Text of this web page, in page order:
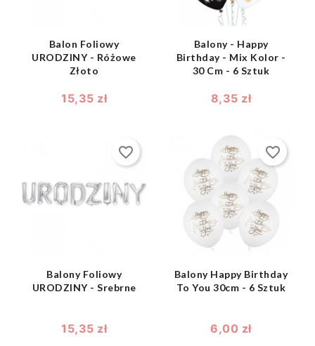
Balon Foliowy
URODZINY - Różowe
Złoto
15,35 zł
Balony - Happy
Birthday - Mix Kolor -
30 Cm - 6 Sztuk
8,35 zł
shopping_bag 
Balony Foliowy
URODZINY - Srebrne
15,35 zł
favorite_border
shopping_bag 
Balony Happy Birthday
To You 30cm - 6 Sztuk
6,00 zł
favorite_border